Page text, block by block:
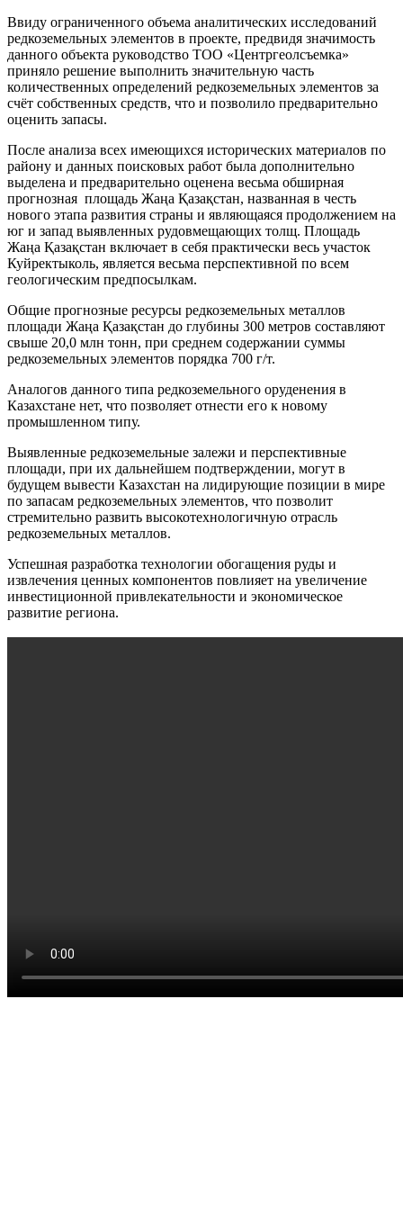
Ввиду ограниченного объема аналитических исследований
редкоземельных элементов в проекте, предвидя значимость
данного объекта руководство ТОО «Центргеолсъемка»
приняло решение выполнить значительную часть
количественных определений редкоземельных элементов за
счёт собственных средств, что и позволило предварительно
оценить запасы.
После анализа всех имеющихся исторических материалов по
району и данных поисковых работ была дополнительно
выделена и предварительно оценена весьма обширная
прогнозная площадь Жаңа Қазақстан, названная в честь
нового этапа развития страны и являющаяся продолжением на
юг и запад выявленных рудовмещающих толщ. Площадь
Жаңа Қазақстан включает в себя практически весь участок
Куйректыколь, является весьма перспективной по всем
геологическим предпосылкам.
Общие прогнозные ресурсы редкоземельных металлов
площади Жаңа Қазақстан до глубины 300 метров составляют
свыше 20,0 млн тонн, при среднем содержании суммы
редкоземельных элементов порядка 700 г/т.
Аналогов данного типа редкоземельного оруденения в
Казахстане нет, что позволяет отнести его к новому
промышленном типу.
Выявленные редкоземельные залежи и перспективные
площади, при их дальнейшем подтверждении, могут в
будущем вывести Казахстан на лидирующие позиции в мире
по запасам редкоземельных элементов, что позволит
стремительно развить высокотехнологичную отрасль
редкоземельных металлов.
Успешная разработка технологии обогащения руды и
извлечения ценных компонентов повлияет на увеличение
инвестиционной привлекательности и экономическое
развитие региона.